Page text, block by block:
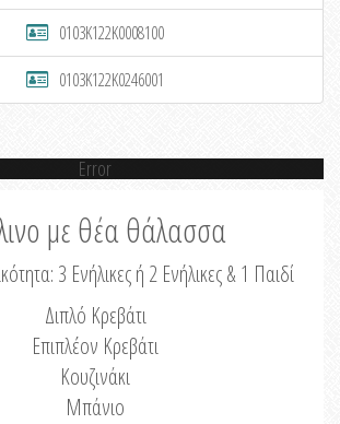
0103K122K0008100
0103K122K0246001
Error
με θέα θάλασσα
3 Ενήλικες ή 2 Ενήλικες & 1 Παιδί
Διπλό Κρεβάτι
Επιπλέον Κρεβάτι
Κουζινάκι
Μπάνιο